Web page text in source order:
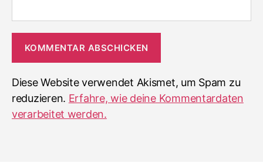
Diese Website verwendet Akismet, um Spam zu
reduzieren. Erfahre, wie deine Kommentardaten
verarbeitet werden.